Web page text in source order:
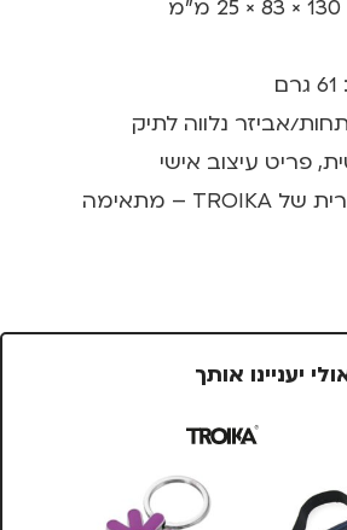
אביזר נלווה לתיק
פריט עיצוב אישי
אריזה: קופסה מקורית של TROIKA – מתאימה
יעניינו אותך